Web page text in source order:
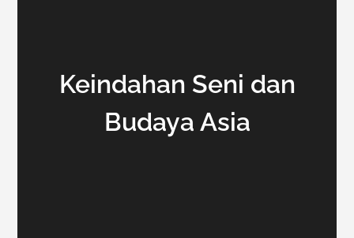
Keindahan Seni dan
Budaya Asia